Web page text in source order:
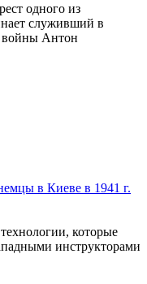
одного из
служивший в
войны Антон
в Киеве в 1941 г.
которые
инструкторами